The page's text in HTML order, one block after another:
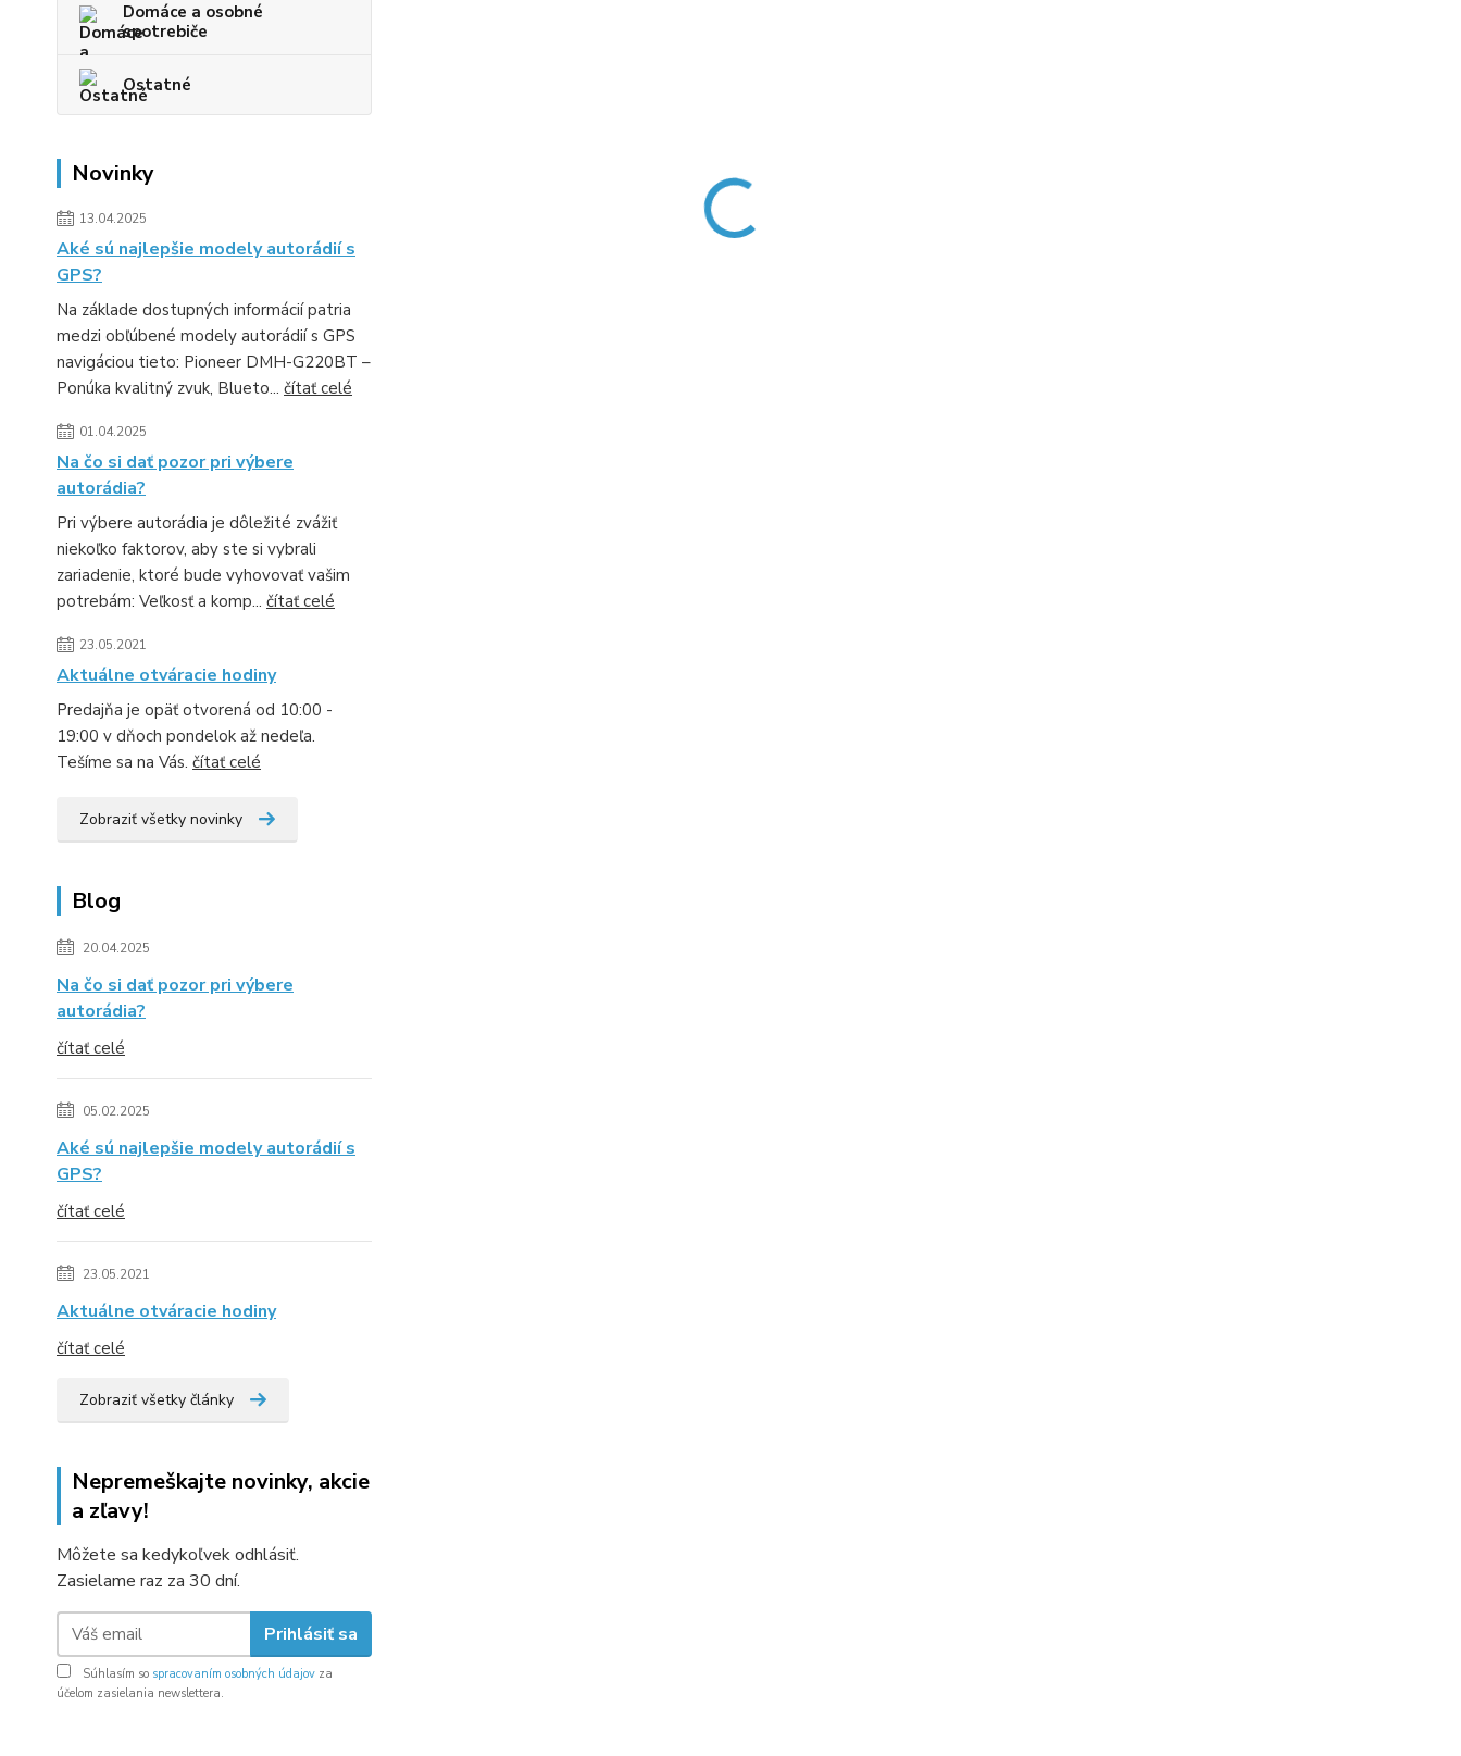
Domáce a osobné
spotrebiče
Ostatné
Novinky
13.04.2025
Aké sú najlepšie modely autorádií s
GPS?
Na základe dostupných informácií patria
medzi obľúbené modely autorádií s GPS
navigáciou tieto: Pioneer DMH-G220BT –
Ponúka kvalitný zvuk, Blueto... čítať celé
01.04.2025
Na čo si dať pozor pri výbere
autorádia?
Pri výbere autorádia je dôležité zvážiť
niekoľko faktorov, aby ste si vybrali
zariadenie, ktoré bude vyhovovať vašim
potrebám: Veľkosť a komp... čítať celé
23.05.2021
Aktuálne otváracie hodiny
Predajňa je opäť otvorená od 10:00 -
19:00 v dňoch pondelok až nedeľa.
Tešíme sa na Vás. čítať celé
Zobraziť všetky novinky
Blog
20.04.2025
Na čo si dať pozor pri výbere
autorádia?
čítať celé
05.02.2025
Aké sú najlepšie modely autorádií s
GPS?
čítať celé
23.05.2021
Aktuálne otváracie hodiny
čítať celé
Zobraziť všetky články
Nepremeškajte novinky, akcie
a zľavy!
Môžete sa kedykoľvek odhlásiť.
Zasielame raz za 30 dní.
Prihlásiť sa
Súhlasím so spracovaním osobných údajov za
účelom zasielania newslettera.